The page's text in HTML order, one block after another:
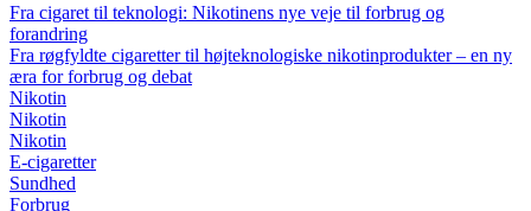
Fra cigaret til teknologi: Nikotinens nye veje til forbrug og
forandring
Fra røgfyldte cigaretter til højteknologiske nikotinprodukter – en ny
æra for forbrug og debat
Nikotin
Nikotin
Nikotin
E-cigaretter
Sundhed
Forbrug